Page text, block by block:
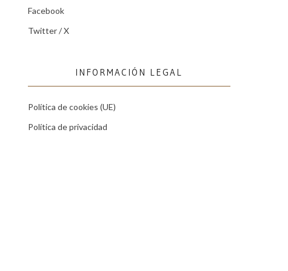
Facebook
Twitter / X
INFORMACIÓN LEGAL
Política de cookies (UE)
Política de privacidad